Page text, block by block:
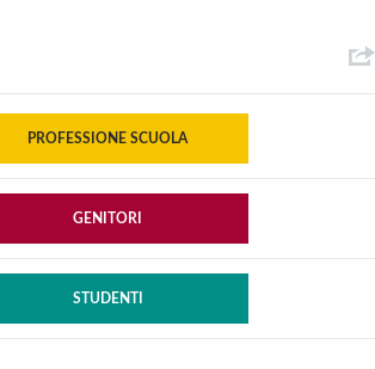
PROFESSIONE SCUOLA
GENITORI
STUDENTI